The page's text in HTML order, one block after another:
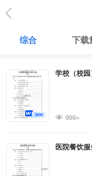
综合 下载
学校（校园
999+
医院餐饮服